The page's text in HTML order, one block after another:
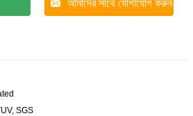
আমাদের সাথে যোগাযোগ করুন
SGS